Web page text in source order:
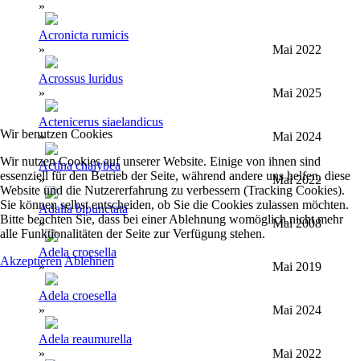
»
Acronicta rumicis
»
Mai 2022
Acrossus luridus
»
Mai 2025
Actenicerus siaelandicus
»
Mai 2024
Actina chalybea
»
Mai 2022
Adalia bipunctata
»
Mai 2008
Adela croesella
»
Mai 2019
Adela croesella
»
Mai 2024
Adela reaumurella
»
Mai 2022
Wir benutzen Cookies
Wir nutzen Cookies auf unserer Website. Einige von ihnen sind
essenziell für den Betrieb der Seite, während andere uns helfen, diese
Website und die Nutzererfahrung zu verbessern (Tracking Cookies).
Sie können selbst entscheiden, ob Sie die Cookies zulassen möchten.
Bitte beachten Sie, dass bei einer Ablehnung womöglich nicht mehr
alle Funktionalitäten der Seite zur Verfügung stehen.
AkzeptierenAblehnen